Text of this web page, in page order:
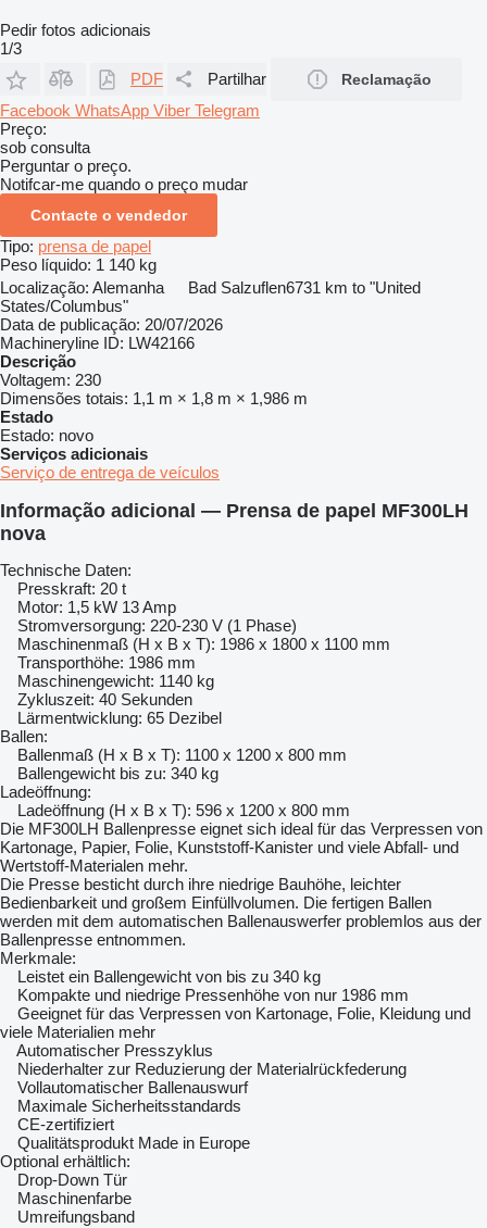
Pedir fotos adicionais
1/3
PDF
Partilhar Reclamação
Facebook WhatsApp Viber Telegram
Preço:
sob consulta
Perguntar o preço.
Notifcar-me quando o preço mudar
Contacte o vendedor
Tipo: prensa de papel
Peso líquido: 1 140 kg
Localização: Alemanha Bad Salzuflen6731 km to "United
States/Columbus"
Data de publicação: 20/07/2026
Machineryline ID: LW42166
Descrição
Voltagem: 230
Dimensões totais: 1,1 m × 1,8 m × 1,986 m
Estado
Estado: novo
Serviços adicionais
Serviço de entrega de veículos
Informação adicional — Prensa de papel MF300LH
nova
Technische Daten:
Presskraft: 20 t
Motor: 1,5 kW 13 Amp
Stromversorgung: 220-230 V (1 Phase)
Maschinenmaß (H x B x T): 1986 x 1800 x 1100 mm
Transporthöhe: 1986 mm
Maschinengewicht: 1140 kg
Zykluszeit: 40 Sekunden
Lärmentwicklung: 65 Dezibel
Ballen:
Ballenmaß (H x B x T): 1100 x 1200 x 800 mm
Ballengewicht bis zu: 340 kg
Ladeöffnung:
Ladeöffnung (H x B x T): 596 x 1200 x 800 mm
Die MF300LH Ballenpresse eignet sich ideal für das Verpressen von
Kartonage, Papier, Folie, Kunststoff-Kanister und viele Abfall- und
Wertstoff-Materialen mehr.
Die Presse besticht durch ihre niedrige Bauhöhe, leichter
Bedienbarkeit und großem Einfüllvolumen. Die fertigen Ballen
werden mit dem automatischen Ballenauswerfer problemlos aus der
Ballenpresse entnommen.
Merkmale:
Leistet ein Ballengewicht von bis zu 340 kg
Kompakte und niedrige Pressenhöhe von nur 1986 mm
Geeignet für das Verpressen von Kartonage, Folie, Kleidung und
viele Materialien mehr
Automatischer Presszyklus
Niederhalter zur Reduzierung der Materialrückfederung
Vollautomatischer Ballenauswurf
Maximale Sicherheitsstandards
CE-zertifiziert
Qualitätsprodukt Made in Europe
Optional erhältlich:
Drop-Down Tür
Maschinenfarbe
Umreifungsband